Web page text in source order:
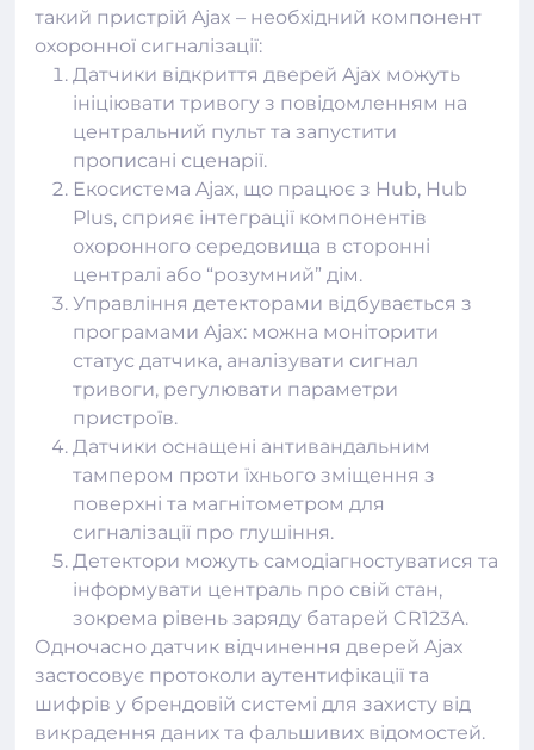
такий пристрій Ajax – необхідний компонент
охоронної сигналізації:
Датчики відкриття дверей Ajax можуть
ініціювати тривогу з повідомленням на
центральний пульт та запустити
прописані сценарії.
Екосистема Ajax, що працює з Hub, Hub
Plus, сприяє інтеграції компонентів
охоронного середовища в сторонні
централі або “розумний” дім.
Управління детекторами відбувається з
програмами Ajax: можна моніторити
статус датчика, аналізувати сигнал
тривоги, регулювати параметри
пристроїв.
Датчики оснащені антивандальним
тампером проти їхнього зміщення з
поверхні та магнітометром для
сигналізації про глушіння.
Детектори можуть самодіагностуватися та
інформувати централь про свій стан,
зокрема рівень заряду батарей CR123А.
Одночасно датчик відчинення дверей Ajax
застосовує протоколи аутентифікації та
шифрів у брендовій системі для захисту від
викрадення даних та фальшивих відомостей.